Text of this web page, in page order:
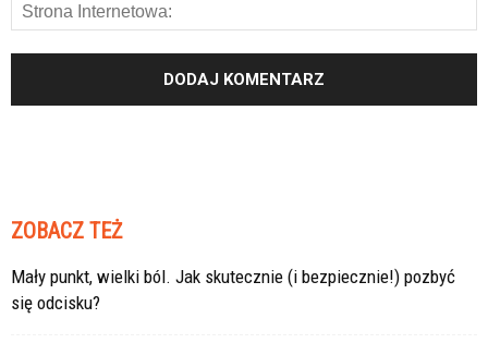
ZOBACZ TEŻ
Mały punkt, wielki ból. Jak skutecznie (i bezpiecznie!) pozbyć
się odcisku?